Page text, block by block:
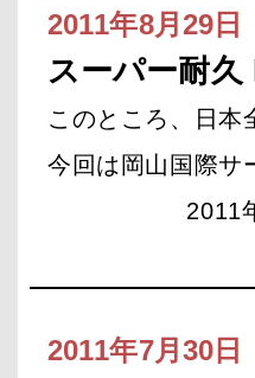
2011年8月29日
スーパー耐久
このところ、日本
今回は岡山国際サ
2011
2011年7月30日